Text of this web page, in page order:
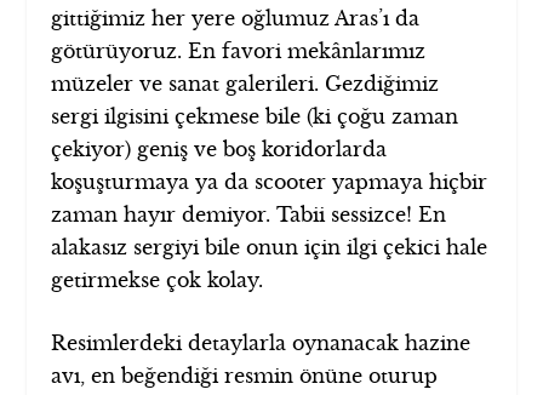
gittiğimiz her yere oğlumuz Aras’ı da
götürüyoruz. En favori mekânlarımız
müzeler ve sanat galerileri. Gezdiğimiz
sergi ilgisini çekmese bile (ki çoğu zaman
çekiyor) geniş ve boş koridorlarda
koşuşturmaya ya da scooter yapmaya hiçbir
zaman hayır demiyor. Tabii sessizce! En
alakasız sergiyi bile onun için ilgi çekici hale
getirmekse çok kolay.
Resimlerdeki detaylarla oynanacak hazine
avı, en beğendiği resmin önüne oturup